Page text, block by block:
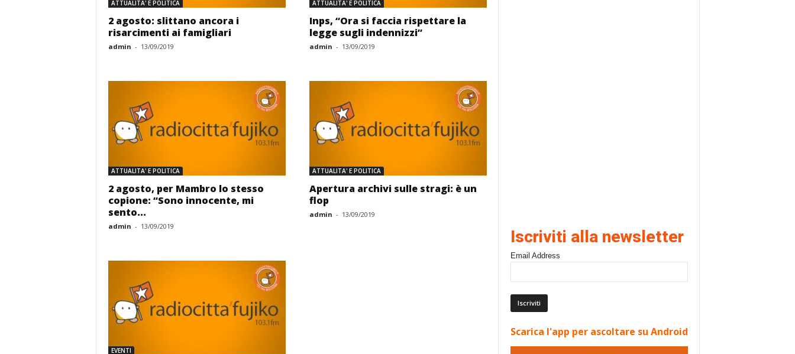
ATTUALITA' E POLITICA
2 agosto: slittano ancora i
risarcimenti ai famigliari
admin - 13/09/2019
ATTUALITA' E POLITICA
Inps, “Ora si faccia rispettare la
legge sugli indennizzi”
admin - 13/09/2019
ATTUALITA' E POLITICA
2 agosto, per Mambro lo stesso
copione: “Sono innocente, mi
sento...
admin - 13/09/2019
ATTUALITA' E POLITICA
Apertura archivi sulle stragi: è un
flop
admin - 13/09/2019
EVENTI
Iscriviti alla newsletter
Email Address
Scarica l'app per ascoltare su Android